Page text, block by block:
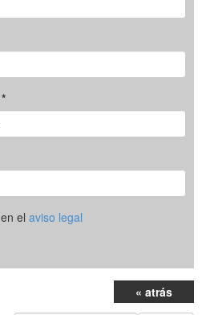
el aviso legal
« atrás